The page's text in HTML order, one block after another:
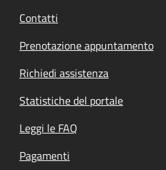
Contatti
Prenotazione appuntamento
Richiedi assistenza
Statistiche del portale
Leggi le FAQ
Pagamenti